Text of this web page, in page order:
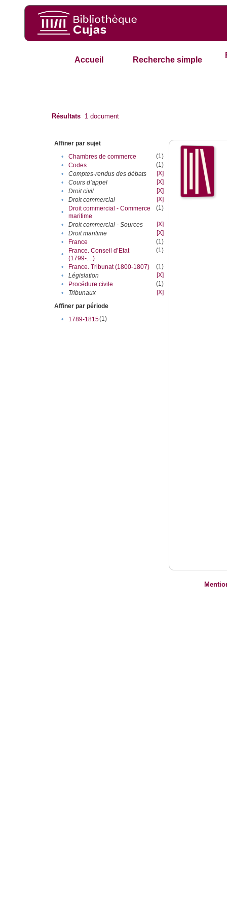
Accueil Recherche simple
Résultats 1 document
Affiner par sujet
•
Chambres de commerce
(1)
•
Codes
(1)
•
Comptes-rendus des débats
[X]
•
Cours d’appel
[X]
•
Droit civil
[X]
•
Droit commercial
[X]
•
Droit commercial - Commerce
maritime
(1)
• Droit commercial - Sources
[X]
•
Droit maritime
[X]
•
France
(1)
•
France. Conseil d’Etat
(1799-....)
(1)
• France. Tribunat (1800-1807)
(1)
•
Législation
[X]
•
Procédure civile
(1)
•
Tribunaux
[X]
Affiner par période
•
1789-1815(1)